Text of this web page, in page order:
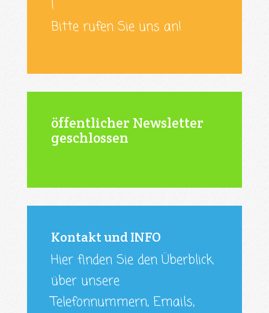
!
Bitte rufen Sie uns an!
öffentlicher Newsletter
geschlossen
Kontakt und INFO
Hier finden Sie den Überblick
über unsere
Telefonnummern, Emails,